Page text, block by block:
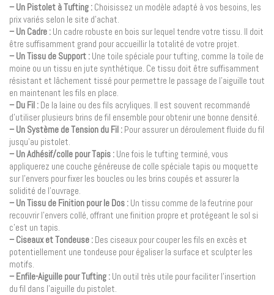
– Un Pistolet à Tufting : Choisissez un modèle adapté à vos besoins, les
prix variés selon le site d’achat.
– Un Cadre : Un cadre robuste en bois sur lequel tendre votre tissu. Il doit
être suffisamment grand pour accueillir la totalité de votre projet.
– Un Tissu de Support : Une toile spéciale pour tufting, comme la toile de
moine ou un tissu en jute synthétique. Ce tissu doit être suffisamment
résistant et lâchement tissé pour permettre le passage de l’aiguille tout
en maintenant les fils en place.
– Du Fil : De la laine ou des fils acryliques. Il est souvent recommandé
d’utiliser plusieurs brins de fil ensemble pour obtenir une bonne densité.
– Un Système de Tension du Fil : Pour assurer un déroulement fluide du fil
jusqu’au pistolet.
– Un Adhésif/colle pour Tapis : Une fois le tufting terminé, vous
appliquerez une couche généreuse de colle spéciale tapis ou moquette
sur l’envers pour fixer les boucles ou les brins coupés et assurer la
solidité de l’ouvrage.
– Un Tissu de Finition pour le Dos : Un tissu comme de la feutrine pour
recouvrir l’envers collé, offrant une finition propre et protégeant le sol si
c’est un tapis.
– Ciseaux et Tondeuse : Des ciseaux pour couper les fils en excès et
potentiellement une tondeuse pour égaliser la surface et sculpter les
motifs.
– Enfile-Aiguille pour Tufting : Un outil très utile pour faciliter l’insertion
du fil dans l’aiguille du pistolet.